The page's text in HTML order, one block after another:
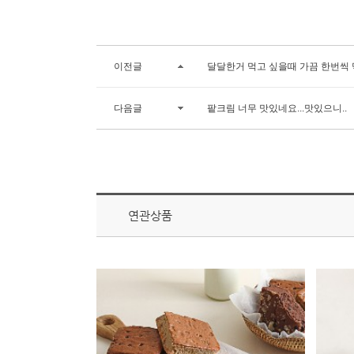
이전글 달달한거 먹고 싶을때 가끔 한번씩
다음글 팥크림 너무 맛있네요...맛있으니..
연관상품